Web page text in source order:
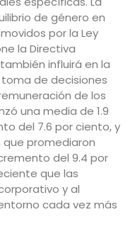
de género en
por la Ley
la Directiva
influirá en la
de decisiones
de los
una media de 1.9
del 7.6 por ciento, y
que promediaron
del 9.4 por
que las
y al
cada vez más